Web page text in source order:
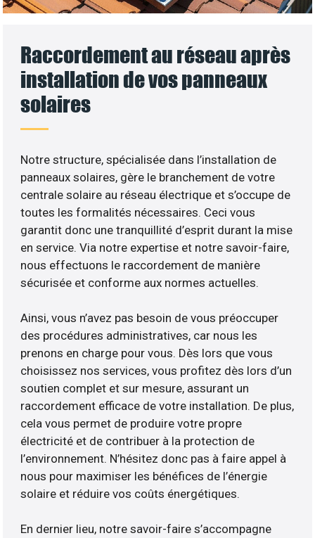
Raccordement au réseau après
installation de vos panneaux
solaires
Notre structure, spécialisée dans l’installation de
panneaux solaires, gère le branchement de votre
centrale solaire au réseau électrique et s’occupe de
toutes les formalités nécessaires. Ceci vous
garantit donc une tranquillité d’esprit durant la mise
en service. Via notre expertise et notre savoir-faire,
nous effectuons le raccordement de manière
sécurisée et conforme aux normes actuelles.
Ainsi, vous n’avez pas besoin de vous préoccuper
des procédures administratives, car nous les
prenons en charge pour vous. Dès lors que vous
choisissez nos services, vous profitez dès lors d’un
soutien complet et sur mesure, assurant un
raccordement efficace de votre installation. De plus,
cela vous permet de produire votre propre
électricité et de contribuer à la protection de
l’environnement. N’hésitez donc pas à faire appel à
nous pour maximiser les bénéfices de l’énergie
solaire et réduire vos coûts énergétiques.
En dernier lieu, notre savoir-faire s’accompagne